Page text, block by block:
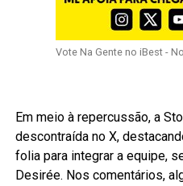
Vote Na Gente no iBest -
Em meio à repercussão, a
descontraída no X,
folia para integrar a equipe,
Desirée. Nos comentários,